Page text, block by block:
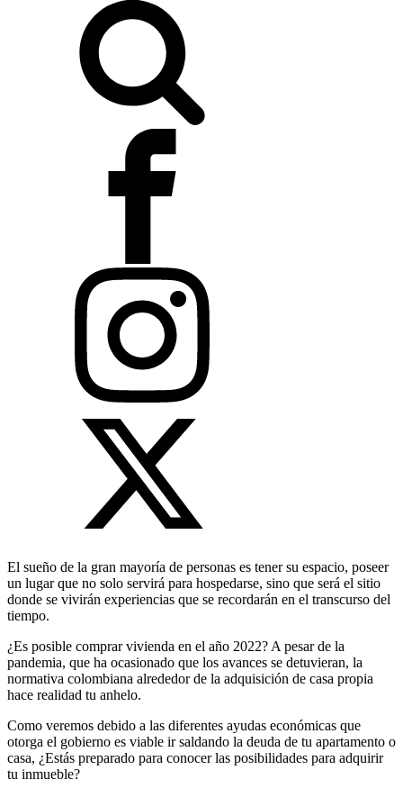
El sueño de la gran mayoría de personas es tener su espacio, poseer
un lugar que no solo servirá para hospedarse, sino que será el sitio
donde se vivirán experiencias que se recordarán en el transcurso del
tiempo.
¿Es posible comprar vivienda en el año 2022? A pesar de la
pandemia, que ha ocasionado que los avances se detuvieran, la
normativa colombiana alrededor de la adquisición de casa propia
hace realidad tu anhelo.
Como veremos debido a las diferentes ayudas económicas que
otorga el gobierno es viable ir saldando la deuda de tu apartamento o
casa, ¿Estás preparado para conocer las posibilidades para adquirir
tu inmueble?